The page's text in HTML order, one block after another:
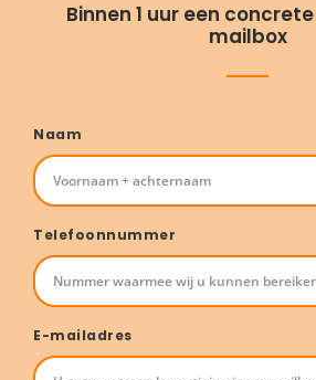
Binnen 1 uur een
mailbox
Naam
Telefoonnummer
E-mailadres